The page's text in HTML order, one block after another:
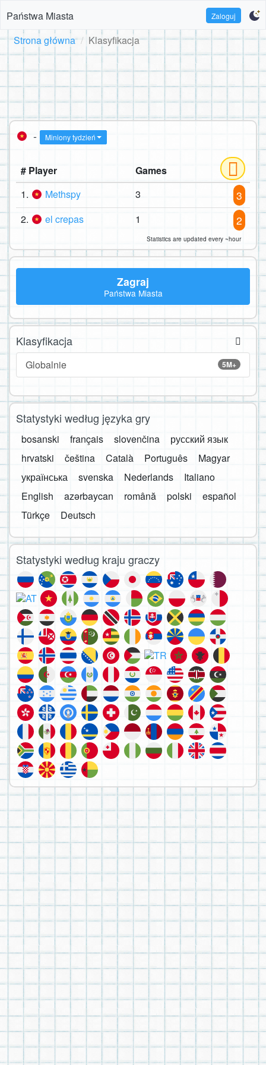
Państwa Miasta Zaloguj
Strona główna Klasyfikacja
- Miniony tydzień
# Player
Games
1.
Methspy 3 3
2. el crepas 1 2
Statistics are updated every ~hour
Zagraj
Państwa Miasta
Klasyfikacja
5M+
Globalnie
Statystyki według języka gry
bosanski français slovenčina
русский язык
hrvatski
čeština Català Português
Magyar
українська
svenska Nederlands
Italiano
English
azərbaycan română polski
español
Türkçe
Deutsch
Statystyki według kraju graczy